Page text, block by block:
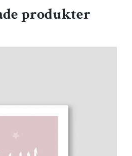
produkter